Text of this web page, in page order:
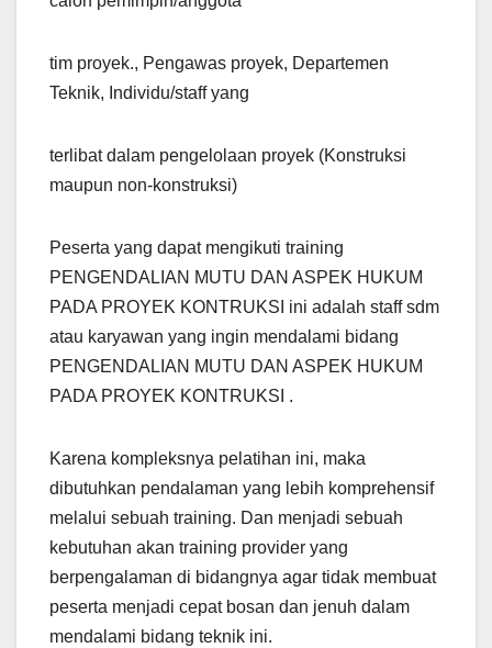
tim proyek., Pengawas proyek, Departemen
Teknik, Individu/staff yang
terlibat dalam pengelolaan proyek (Konstruksi
maupun non-konstruksi)
Peserta yang dapat mengikuti training
PENGENDALIAN MUTU DAN ASPEK HUKUM
PADA PROYEK KONTRUKSI ini adalah staff sdm
atau karyawan yang ingin mendalami bidang
PENGENDALIAN MUTU DAN ASPEK HUKUM
PADA PROYEK KONTRUKSI .
Karena kompleksnya pelatihan ini, maka
dibutuhkan pendalaman yang lebih komprehensif
melalui sebuah training. Dan menjadi sebuah
kebutuhan akan training provider yang
berpengalaman di bidangnya agar tidak membuat
peserta menjadi cepat bosan dan jenuh dalam
mendalami bidang teknik ini.